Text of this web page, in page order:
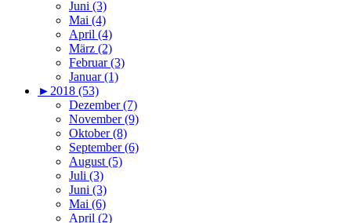
Juni (3)
Mai (4)
April (4)
März (2)
Februar (3)
Januar (1)
► 2018 (53)
Dezember (7)
November (9)
Oktober (8)
September (6)
August (5)
Juli (3)
Juni (3)
Mai (6)
April (2)